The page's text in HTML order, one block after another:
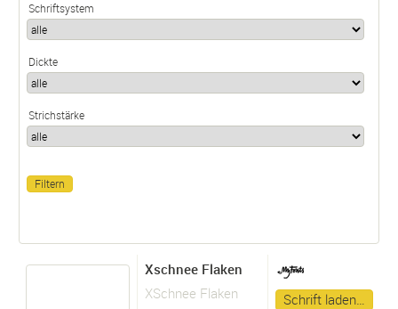
Schriftsystem
Dickte
Strichstärke
Xschnee Flaken
XSchnee Flaken
Schrift laden…